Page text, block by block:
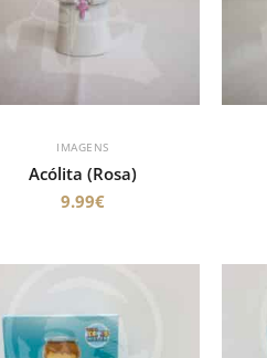
IMAGENS
Acólita (Rosa)
9.99€